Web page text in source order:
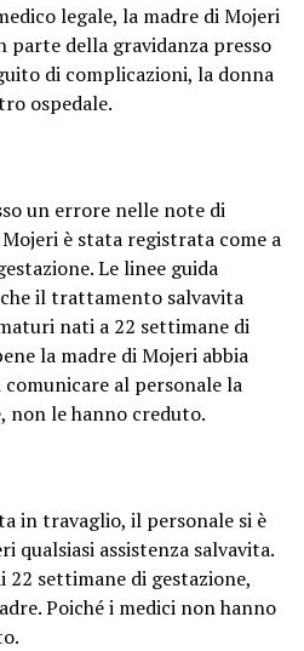
legale, la madre di Mojeri
parte della gravidanza presso
di complicazioni, la donna
ospedale.
un errore nelle note di
è stata registrata come a
Le linee guida
il trattamento salvavita
nati a 22 settimane di
la madre di Mojeri abbia
al personale la
non le hanno creduto.
in travaglio, il personale si è
assistenza salvavita.
settimane di gestazione,
Poiché i medici non hanno